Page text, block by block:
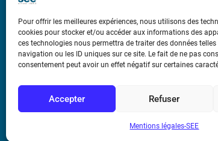
Pour offrir les meilleures expériences, nous utilisons des
cookies pour stocker et/ou accéder aux informations des
ces technologies nous permettra de traiter des données
navigation ou les ID uniques sur ce site. Le fait de ne pas
consentement peut avoir un effet négatif sur certaines
Accepter Refuser
Mentions légales-SEE
Contact